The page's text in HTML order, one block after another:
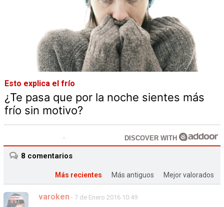
Esto explica el frío
¿Te pasa que por la noche sientes más
frío sin motivo?
DISCOVER WITH
8 comentarios
Más recientes Más antiguos Mejor valorados
varoken - 7 de Enero 2016 10:49